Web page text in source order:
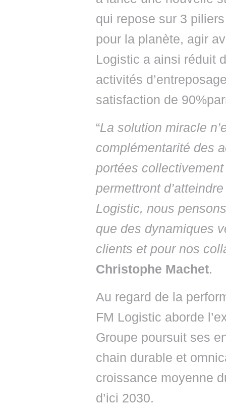
qui repose sur 3
pour la planète, agir
Logistic a ainsi réduit
activités
satisfaction de
“La solution miracle
complémentarité des
portées
permettront
Logistic, nous
que des dynamiques
clients et pour nos
Christophe Machet.
Au regard de la
FM Logistic aborde
Groupe poursuit ses
chain durable et
croissance moyenne
d’ici 2030.